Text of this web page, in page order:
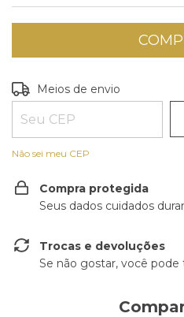
Entregas para o CEP:
Meios de envio
Não sei meu CEP
Compra protegida
Seus dados cuidados
Trocas e devoluções
Se não gostar, você pode